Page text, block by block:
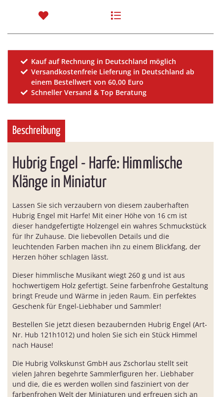
Kauf auf Rechnung in Deutschland möglich
Versandkostenfreie Lieferung in Deutschland ab
einem Bestellwert von 60,00 Euro
Schneller Versand & Top Beratung
Beschreibung
Hubrig Engel - Harfe: Himmlische
Klänge in Miniatur
Lassen Sie sich verzaubern von diesem zauberhaften
Hubrig Engel mit Harfe! Mit einer Höhe von 16 cm ist
dieser handgefertigte Holzengel ein wahres Schmuckstück
für Ihr Zuhause. Die liebevollen Details und die
leuchtenden Farben machen ihn zu einem Blickfang, der
Herzen höher schlagen lässt.
Dieser himmlische Musikant wiegt 260 g und ist aus
hochwertigem Holz gefertigt. Seine farbenfrohe Gestaltung
bringt Freude und Wärme in jeden Raum. Ein perfektes
Geschenk für Engel-Liebhaber und Sammler!
Bestellen Sie jetzt diesen bezaubernden Hubrig Engel (Art-
Nr. Hub 121h1012) und holen Sie sich ein Stück Himmel
nach Hause!
Die Hubrig Volkskunst GmbH aus Zschorlau stellt seit
vielen Jahren begehrte Sammlerfiguren her. Liebhaber
und die, die es werden wollen sind fasziniert von der
farbenfrohen Welt der Miniaturen und erfreuen sich an